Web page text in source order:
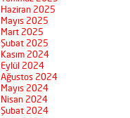
Haziran 2025
Mayıs 2025
Mart 2025
Şubat 2025
Kasım 2024
Eylül 2024
Ağustos 2024
Mayıs 2024
Nisan 2024
Şubat 2024